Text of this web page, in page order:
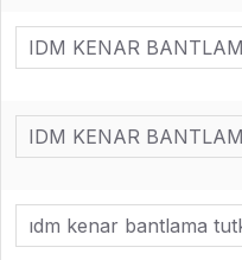
IDM KENAR
IDM KENAR
ıdm kenar bantlama